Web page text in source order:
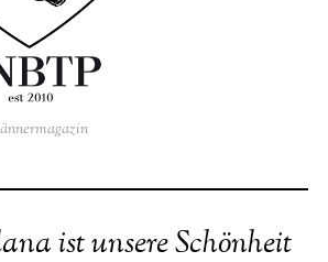
ist unsere Schönheit